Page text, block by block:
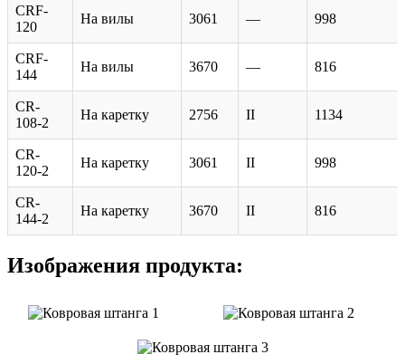
CRF-
120
На вилы 3061 — 998
CRF-
144
На вилы 3670 — 816
CR-
108-2
На каретку 2756 II 1134
CR-
120-2
На каретку 3061 II 998
CR-
144-2
На каретку 3670 II 816
Изображения продукта: